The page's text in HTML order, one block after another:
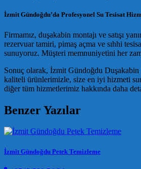
İzmit Gündoğdu’da Profesyonel Su Tesisat
Firmamız, duşakabin montajı ve satışı
rezervuar tamiri, pimaş açma ve sıhhi
sunuyoruz. Müşteri memnuniyetini her
Sonuç olarak, İzmit Gündoğdu Duşakabin
kaliteli ürünlerimizle, size en iyi hizmeti
diğer tüm hizmetlerimiz hakkında daha
Benzer Yazılar
İzmit Gündoğdu Petek Temizleme